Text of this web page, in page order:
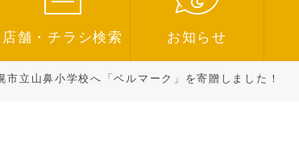
店舗・チラシ検索 お知らせ
立山鼻小学校へ「ベルマーク」を寄贈しました！